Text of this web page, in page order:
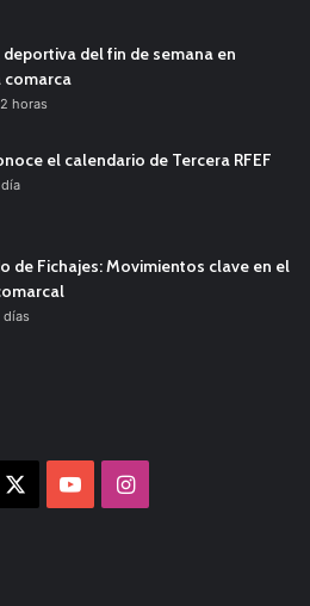
deportiva del fin de semana en
comarca
horas
el calendario de Tercera RFEF
día
de Fichajes: Movimientos clave en el
días
YouTubeInstagram